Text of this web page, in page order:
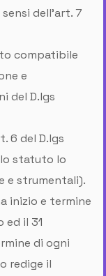
dell’art. 7
compatibile
e
del D.lgs
6 del D.lgs
lo statuto lo
e strumentali).
inizio e termine
ed il 31
di ogni
redige il